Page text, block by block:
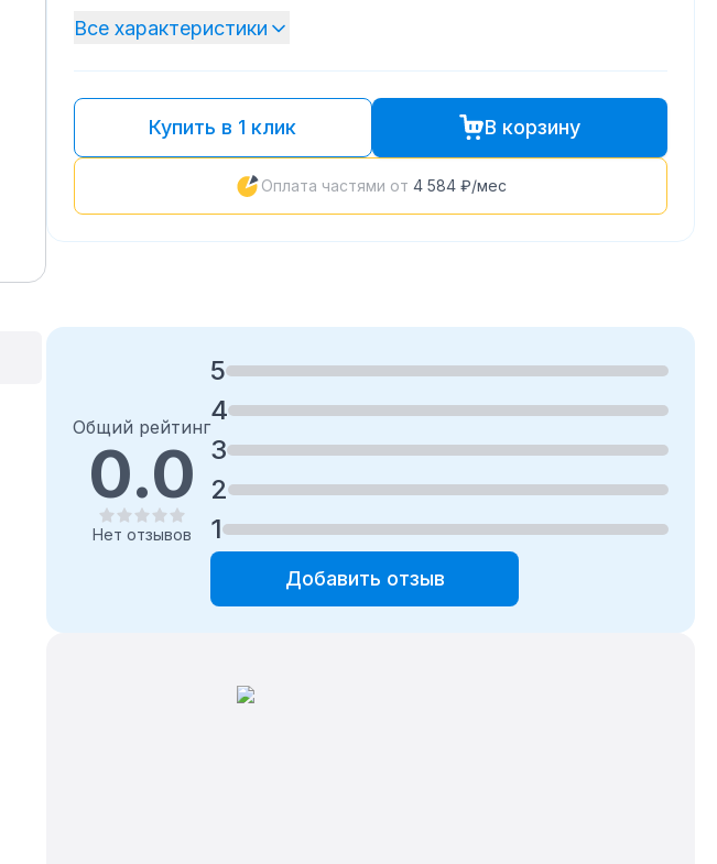
Все характеристики
Купить в 1 клик В корзину
Оплата частями от 4 584 ₽/мес
Общий рейтинг
0.0
Нет отзывов
5
4
3
2
1
Добавить отзыв